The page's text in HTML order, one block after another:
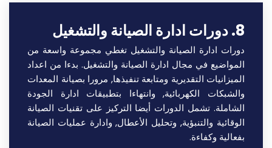
8. دورات ادارة الصيانة والتشغيل
دورات ادارة الصيانة والتشغيل تغطي مجموعة واسعة من
المواضيع في مجال ادارة الصيانة والتشغيل. بدءا من اعداد
الميزانيات التقديرية ومتابعة تنفيذها, مرورا بصيانة المعدات
والشبكات الكهربائية, وانتهاءا بتطبيقات ادارة الجودة
الشاملة. تشمل الدورات أيضا التركيز على تقنيات الصيانة
الوقائية والتنبؤية, وتحليل الأعطال, وادارة عمليات الصيانة
بفعالية وكفاءة.